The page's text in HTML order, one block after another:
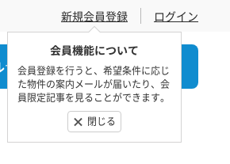
新規会員登録
会員機能について
会員登録を行うと、希望条件に応じ
た物件の案内メールが届いたり、会
員限定記事を見ることができます。
閉じる
ログイン
でお問合せ 電話でお問合せ